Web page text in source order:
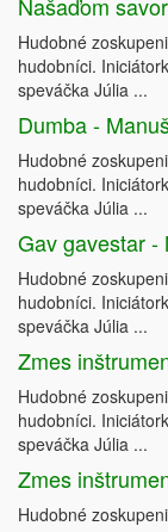
Hudobné
hudobníci.
speváčka Júlia ...
Dumba -
Hudobné
hudobníci.
speváčka Júlia ...
Gav gavestar -
Hudobné
hudobníci.
speváčka Júlia ...
Zmes
Hudobné
hudobníci.
speváčka Júlia ...
Zmes
Hudobné